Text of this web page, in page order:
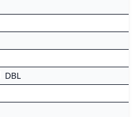
DBL